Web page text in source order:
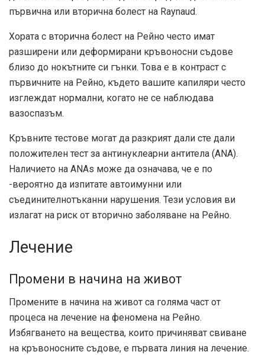
първична или вторична болест на Raynaud.
Хората с вторична болест на Рейно често имат
разширени или деформирани кръвоносни съдове
близо до нокътните си гънки. Това е в контраст с
първичните на Рейно, където вашите капиляри често
изглеждат нормални, когато не се наблюдава
вазоспазъм.
Кръвните тестове могат да разкрият дали сте дали
положителен тест за антинуклеарни антитела (ANA).
Наличието на ANAs може да означава, че е по
-вероятно да изпитате автоимунни или
съединителнотъканни нарушения. Тези условия ви
излагат на риск от вторично заболяване на Рейно.
Лечение
Промени в начина на живот
Промените в начина на живот са голяма част от
процеса на лечение на феномена на Рейно.
Избягването на вещества, които причиняват свиване
на кръвоносните съдове, е първата линия на лечение.